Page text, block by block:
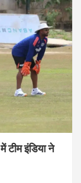
इंडिया ने